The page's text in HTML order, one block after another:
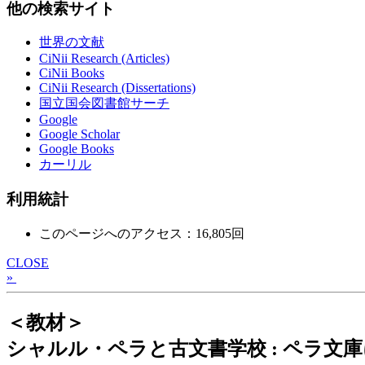
他の検索サイト
世界の文献
CiNii Research (Articles)
CiNii Books
CiNii Research (Dissertations)
国立国会図書館サーチ
Google
Google Scholar
Google Books
カーリル
利用統計
このページへのアクセス：16,805回
CLOSE
»
＜教材＞
シャルル・ペラと古文書学校 : ペラ文